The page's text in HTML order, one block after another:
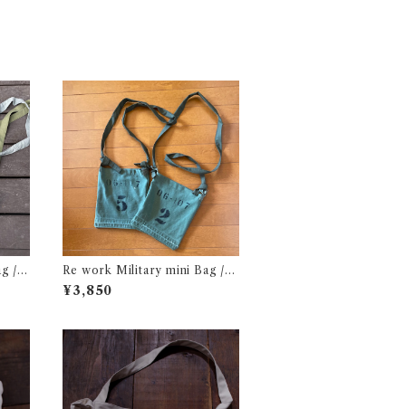
/
グ
Re work Military mini Bag /リ
ワーク ミリタリー ミニ バック 古
着
¥3,850